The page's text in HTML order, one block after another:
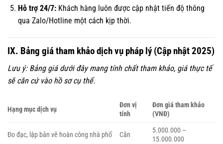
Hỗ trợ 24/7:Khách hàng luôn được cập nhật tiến độ thông
qua Zalo/Hotline một cách kịp thời.
IX. Bảng giá tham khảo dịch vụ pháp lý (Cập nhật 2025)
Lưu ý: Bảng giá dưới đây mang tính chất tham khảo, giá thực tế
sẽ căn cứ vào hồ sơ cụ thể.
Hạng mục dịch vụ
Đơn vị
tính
Đơn giá tham khảo
(VNĐ)
Đo đạc, lập bản vẽ hoàn công nhà phố Căn
5.000.000 –
15.000.000